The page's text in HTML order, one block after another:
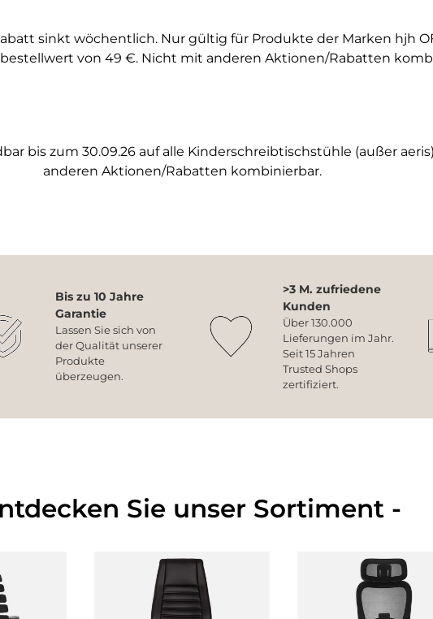
sinkt wöchentlich. Nur gültig für Produkte der Marken hjh
von 49 €. Nicht mit anderen Aktionen/Rabatten
bis zum 30.09.26 auf alle Kinderschreibtischstühle (außer
anderen Aktionen/Rabatten kombinierbar.
Bis zu 10 Jahre
Garantie
Lassen Sie sich von
der Qualität unserer
Produkte
überzeugen.
>3 M. zufriedene
Kunden
Über 130.000
Lieferungen im Jahr.
Seit 15 Jahren
Trusted Shops
zertifiziert.
Sie unser Sortiment -